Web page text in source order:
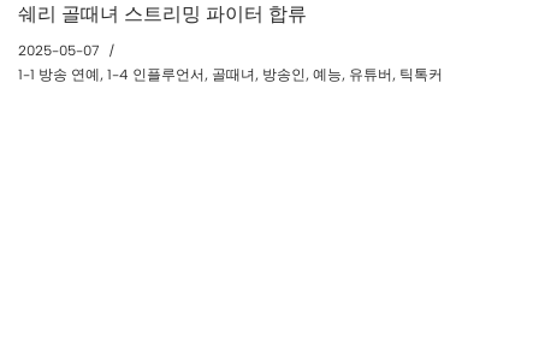
쉐리 골때녀 스트리밍 파이터 합류
2025-05-07
1-1 방송 연예, 1-4 인플루언서, 골때녀, 방송인, 예능, 유튜버, 틱톡커